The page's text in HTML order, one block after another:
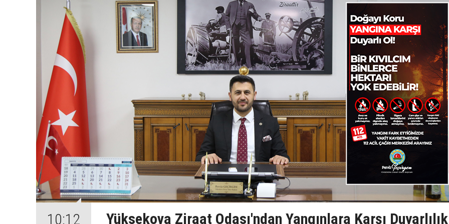
10:12 Yüksekova Ziraat Odası'ndan Yangınlara Karşı Duyarlılık